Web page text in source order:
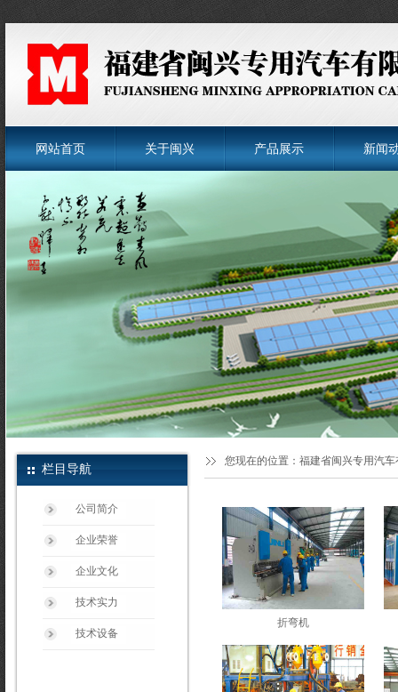
网站首页 关于闽兴 产品展示 新闻
菜单名称 菜单名称
栏目导航
公司简介
企业荣誉
企业文化
技术实力
技术设备
您现在的位置： 福建省闽兴专用汽车
折弯机